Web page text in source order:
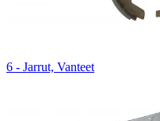
6 - Jarrut, Vanteet